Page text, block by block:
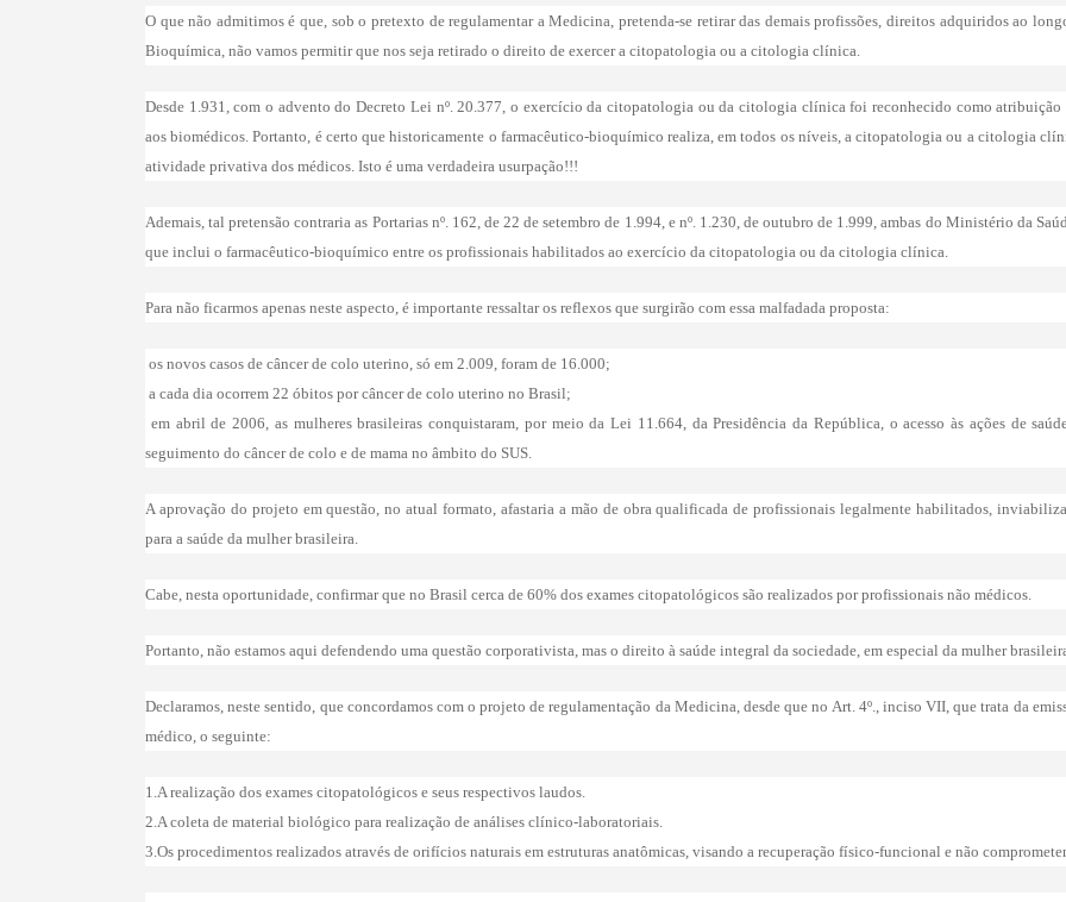
O que não admitimos é que, sob o pretexto de regulamentar a Medicina, pretenda-se retirar das demais profissões, direitos adquiridos ao
Bioquímica, não vamos permitir que nos seja retirado o direito de exercer a citopatologia ou a citologia clínica.
Desde 1.931, com o advento do Decreto Lei nº. 20.377, o exercício da citopatologia ou da citologia clínica foi reconhecido como
aos biomédicos. Portanto, é certo que historicamente o farmacêutico-bioquímico realiza, em todos os níveis, a citopatologia ou a citologia
atividade privativa dos médicos. Isto é uma verdadeira usurpação!!!
Ademais, tal pretensão contraria as Portarias nº. 162, de 22 de setembro de 1.994, e nº. 1.230, de outubro de 1.999, ambas do Ministério da
que inclui o farmacêutico-bioquímico entre os profissionais habilitados ao exercício da citopatologia ou da citologia clínica.
Para não ficarmos apenas neste aspecto, é importante ressaltar os reflexos que surgirão com essa malfadada proposta:
 os novos casos de câncer de colo uterino, só em 2.009, foram de 16.000;
 a cada dia ocorrem 22 óbitos por câncer de colo uterino no Brasil;
 em abril de 2006, as mulheres brasileiras conquistaram, por meio da Lei 11.664, da Presidência da República, o acesso às ações de
seguimento do câncer de colo e de mama no âmbito do SUS.
A aprovação do projeto em questão, no atual formato, afastaria a mão de obra qualificada de profissionais legalmente habilitados,
para a saúde da mulher brasileira.
Cabe, nesta oportunidade, confirmar que no Brasil cerca de 60% dos exames citopatológicos são realizados por profissionais não médicos.
Portanto, não estamos aqui defendendo uma questão corporativista, mas o direito à saúde integral da sociedade, em especial da mulher
Declaramos, neste sentido, que concordamos com o projeto de regulamentação da Medicina, desde que no Art. 4º., inciso VII, que trata da
médico, o seguinte:
1.A realização dos exames citopatológicos e seus respectivos laudos.
2.A coleta de material biológico para realização de análises clínico-laboratoriais.
3.Os procedimentos realizados através de orifícios naturais em estruturas anatômicas, visando a recuperação físico-funcional e não